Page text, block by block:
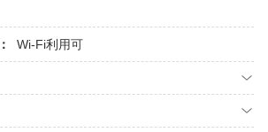
Wi-Fi利用可